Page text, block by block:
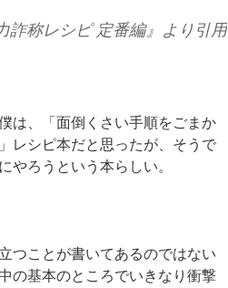
詐称レシピ 定番編』より引用
、「面倒くさい手順をごまか
レシピ本だと思ったが、そうで
やろうという本らしい。
つことが書いてあるのではない
の基本のところでいきなり衝撃